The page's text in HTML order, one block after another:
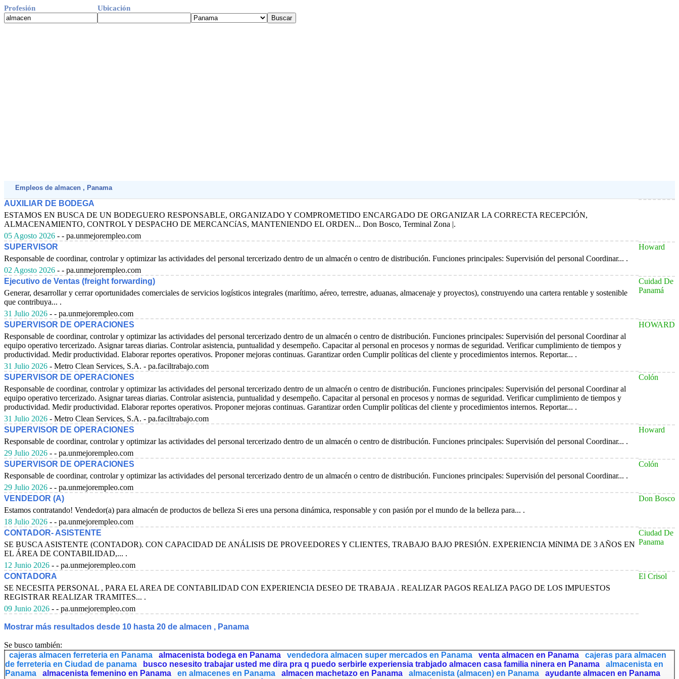
Profesión Ubicación
Empleos de almacen , Panama
AUXILIAR DE BODEGA
ESTAMOS EN BUSCA DE UN BODEGUERO RESPONSABLE, ORGANIZADO Y COMPROMETIDO ENCARGADO DE ORGANIZAR LA CORRECTA RECEPCIÓN,
ALMACENAMIENTO, CONTROL Y DESPACHO DE MERCANCíAS, MANTENIENDO EL ORDEN... Don Bosco, Terminal Zona |.
05 Agosto 2026 - - pa.unmejorempleo.com
SUPERVISOR
Responsable de coordinar, controlar y optimizar las actividades del personal tercerizado dentro de un almacén o centro de distribución. Funciones principales: Supervisión del personal Coordinar... .
02 Agosto 2026 - - pa.unmejorempleo.com
Howard
Ejecutivo de Ventas (freight forwarding)
Generar, desarrollar y cerrar oportunidades comerciales de servicios logísticos integrales (marítimo, aéreo, terrestre, aduanas, almacenaje y proyectos), construyendo una cartera rentable y sostenible
que contribuya... .
31 Julio 2026 - - pa.unmejorempleo.com
Cuidad De
Panamá
SUPERVISOR DE OPERACIONES
Responsable de coordinar, controlar y optimizar las actividades del personal tercerizado dentro de un almacén o centro de distribución. Funciones principales: Supervisión del personal Coordinar al
equipo operativo tercerizado. Asignar tareas diarias. Controlar asistencia, puntualidad y desempeño. Capacitar al personal en procesos y normas de seguridad. Verificar cumplimiento de tiempos y
productividad. Medir productividad. Elaborar reportes operativos. Proponer mejoras continuas. Garantizar orden Cumplir políticas del cliente y procedimientos internos. Reportar... .
31 Julio 2026 - Metro Clean Services, S.A. - pa.faciltrabajo.com
HOWARD
SUPERVISOR DE OPERACIONES
Responsable de coordinar, controlar y optimizar las actividades del personal tercerizado dentro de un almacén o centro de distribución. Funciones principales: Supervisión del personal Coordinar al
equipo operativo tercerizado. Asignar tareas diarias. Controlar asistencia, puntualidad y desempeño. Capacitar al personal en procesos y normas de seguridad. Verificar cumplimiento de tiempos y
productividad. Medir productividad. Elaborar reportes operativos. Proponer mejoras continuas. Garantizar orden Cumplir políticas del cliente y procedimientos internos. Reportar... .
31 Julio 2026 - Metro Clean Services, S.A. - pa.faciltrabajo.com
Colón
SUPERVISOR DE OPERACIONES
Responsable de coordinar, controlar y optimizar las actividades del personal tercerizado dentro de un almacén o centro de distribución. Funciones principales: Supervisión del personal Coordinar... .
29 Julio 2026 - - pa.unmejorempleo.com
Howard
SUPERVISOR DE OPERACIONES
Responsable de coordinar, controlar y optimizar las actividades del personal tercerizado dentro de un almacén o centro de distribución. Funciones principales: Supervisión del personal Coordinar... .
29 Julio 2026 - - pa.unmejorempleo.com
Colón
VENDEDOR (A)
Estamos contratando! Vendedor(a) para almacén de productos de belleza Si eres una persona dinámica, responsable y con pasión por el mundo de la belleza para... .
18 Julio 2026 - - pa.unmejorempleo.com
Don Bosco
CONTADOR- ASISTENTE
SE BUSCA ASISTENTE (CONTADOR). CON CAPACIDAD DE ANÁLISIS DE PROVEEDORES Y CLIENTES, TRABAJO BAJO PRESIÓN. EXPERIENCIA MíNIMA DE 3 AÑOS EN
EL ÁREA DE CONTABILIDAD,... .
12 Junio 2026 - - pa.unmejorempleo.com
Ciudad De
Panama
CONTADORA
SE NECESITA PERSONAL , PARA EL AREA DE CONTABILIDAD CON EXPERIENCIA DESEO DE TRABAJA . REALIZAR PAGOS REALIZA PAGO DE LOS IMPUESTOS
REGISTRAR REALIZAR TRAMITES... .
09 Junio 2026 - - pa.unmejorempleo.com
El Crisol
Mostrar más resultados desde 10 hasta 20 de almacen , Panama
Se busco también:
cajeras almacen ferreteria en Panama
almacenista bodega en Panama vendedora almacen super mercados en Panama venta almacen en Panama
cajeras para almacen
de ferreteria en Ciudad de panama
busco nesesito trabajar usted me dira pra q puedo serbirle experiensia trabjado almacen casa familia ninera en Panama
almacenista en
Panama
almacenista femenino en Panama en almacenes en Panama almacen machetazo en Panama almacenista (almacen) en Panama
ayudante almacen en Panama